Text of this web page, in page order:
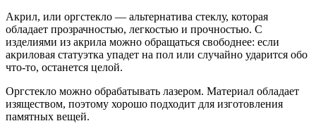
Акрил, или оргстекло — альтернатива стеклу, которая
обладает прозрачностью, легкостью и прочностью. С
изделиями из акрила можно обращаться свободнее: если
акриловая статуэтка упадет на пол или случайно ударится обо
что-то, останется целой.
Оргстекло можно обрабатывать лазером. Материал обладает
изяществом, поэтому хорошо подходит для изготовления
памятных вещей.